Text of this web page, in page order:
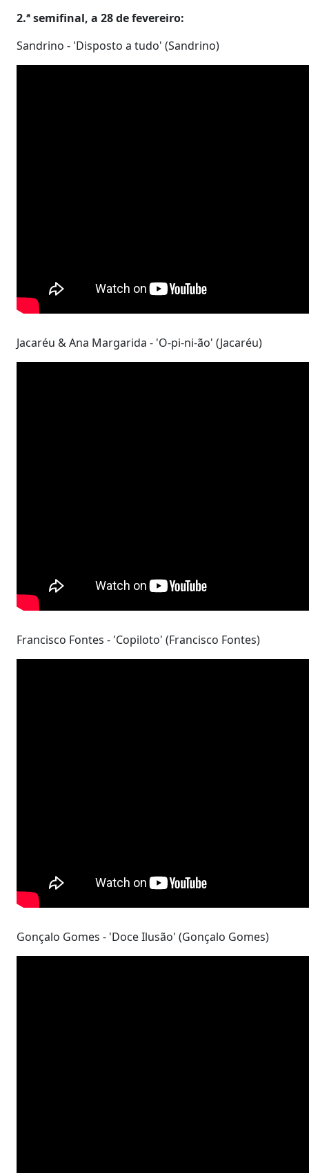
2.ª semifinal, a 28 de fevereiro:
Sandrino - 'Disposto a tudo' (Sandrino)
Jacaréu & Ana Margarida - 'O-pi-ni-ão' (Jacaréu)
Francisco Fontes - 'Copiloto' (Francisco Fontes)
Gonçalo Gomes - 'Doce Ilusão' (Gonçalo Gomes)